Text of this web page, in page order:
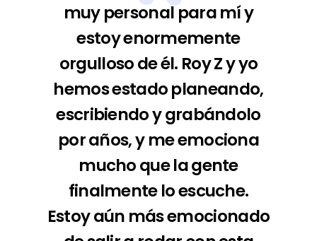
muy personal para mí y
estoy enormemente
orgulloso de él. Roy Z y yo
hemos estado planeando,
escribiendo y grabándolo
por años, y me emociona
mucho que la gente
finalmente lo escuche.
Estoy aún más emocionado